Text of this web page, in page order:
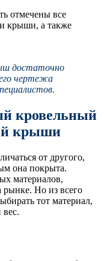
отмечены все
крыши, а также
достаточно
чертежа
кровельный
крыши
от другого,
она покрыта.
материалов,
рынке. Но из всего
тот материал,
вес.